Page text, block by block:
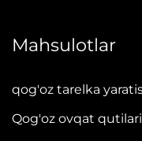
Mahsulotlar
qog'oz tarelka
Qog'oz ovqat